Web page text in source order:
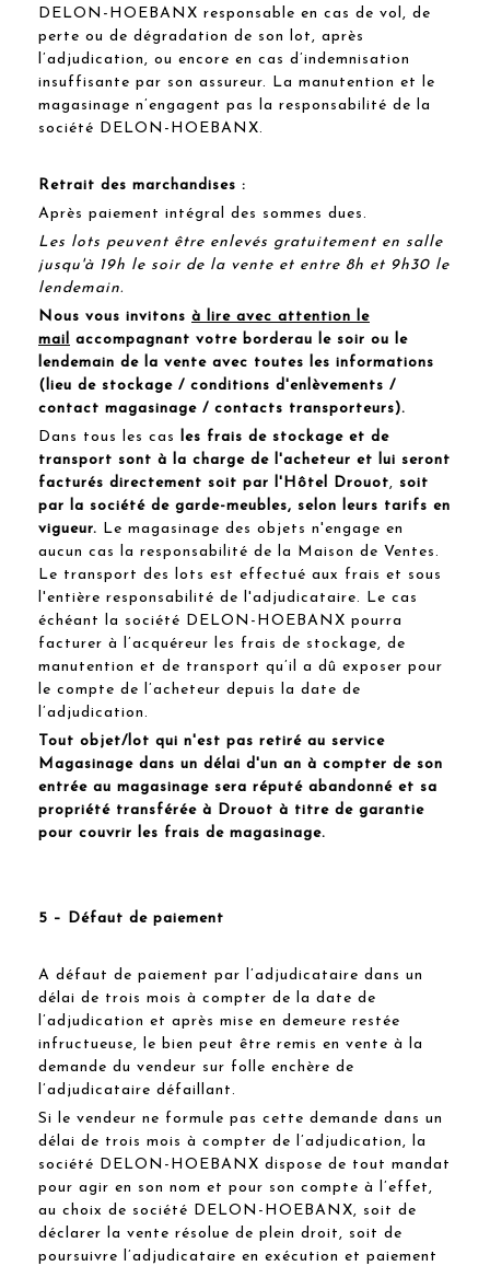
DELON-HOEBANX responsable en cas de vol, de
perte ou de dégradation de son lot, après
l’adjudication, ou encore en cas d’indemnisation
insuffisante par son assureur. La manutention et le
magasinage n’engagent pas la responsabilité de la
société DELON-HOEBANX.
Retrait des marchandises :
Après paiement intégral des sommes dues.
Les lots peuvent être enlevés gratuitement en salle
jusqu'à 19h le soir de la vente et entre 8h et 9h30 le
lendemain.
Nous vous invitons à lire avec attention le
mail
accompagnant votre borderau le soir ou le
lendemain de la vente avec toutes les informations
(lieu de stockage / conditions d'enlèvements /
contact magasinage / contacts transporteurs).
Dans tous les cas
les frais de stockage et de
transport sont à la charge de l'acheteur et lui seront
facturés directement soit par l'Hôtel Drouot, soit
par la société de garde-meubles, selon leurs tarifs en
vigueur. Le magasinage des objets n'engage en
aucun cas la responsabilité de la Maison de Ventes.
Le transport des lots est effectué aux frais et sous
l'entière responsabilité de l'adjudicataire. Le cas
échéant la société DELON-HOEBANX pourra
facturer à l’acquéreur les frais de stockage, de
manutention et de transport qu’il a dû exposer pour
le compte de l’acheteur depuis la date de
l’adjudication.
Tout objet/lot qui n'est pas retiré au service
Magasinage dans un délai d'un an à compter de son
entrée au magasinage sera réputé abandonné et sa
propriété transférée à Drouot à titre de garantie
pour couvrir les frais de magasinage.
5 – Défaut de paiement
A défaut de paiement par l’adjudicataire dans un
délai de trois mois à compter de la date de
l’adjudication et après mise en demeure restée
infructueuse, le bien peut être remis en vente à la
demande du vendeur sur folle enchère de
l’adjudicataire défaillant.
Si le vendeur ne formule pas cette demande dans un
délai de trois mois à compter de l’adjudication, la
société DELON-HOEBANX dispose de tout mandat
pour agir en son nom et pour son compte à l’effet,
au choix de société DELON-HOEBANX, soit de
déclarer la vente résolue de plein droit, soit de
poursuivre l’adjudicataire en exécution et paiement